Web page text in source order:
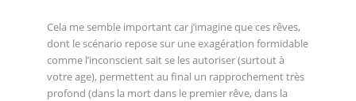
Cela me semble important car j’imagine que ces rêves,
dont le scénario repose sur une exagération formidable
comme l’inconscient sait se les autoriser (surtout à
votre age), permettent au final un rapprochement très
profond (dans la mort dans le premier rêve, dans la